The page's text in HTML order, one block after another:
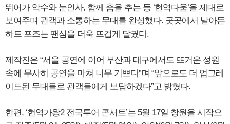
뛰어가 악수와 눈인사, 함께 춤을 추는 등 ‘현역다움’을 제대로
보여주며 관객과 소통하는 무대를 완성했다. 곳곳에서 날아든
하트 포즈는 팬심을 더욱 뜨겁게 달궜다.
제작진은 “서울 공연에 이어 부산과 대구에서도 뜨거운 성원
속에 무사히 공연을 마쳐 너무 기쁘다”며 “앞으로도 더 업그레
이드된 무대들로 관객들에게 보답하겠다”고 밝혔다.
한편, ‘현역가왕2 전국투어 콘서트’는 5월 17일 창원을 시작으